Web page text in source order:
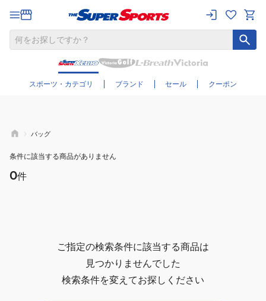
スポーツ・カテゴリ ブランド セール クーポン
さらに絞り込む
バッグ
条件に該当する商品がありません
0件
ご指定の検索条件に該当する商品は
見つかりませんでした
検索条件を変えてお探しください